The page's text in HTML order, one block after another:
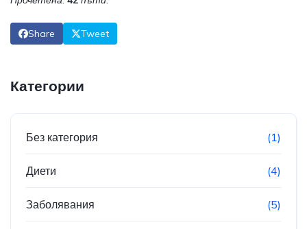
Share Tweet
Категории
Без категория (1)
Диети (4)
Заболявания (5)